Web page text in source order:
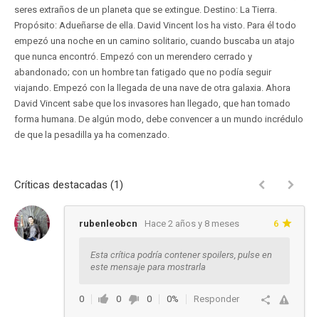
seres extraños de un planeta que se extingue. Destino: La Tierra.
Propósito: Adueñarse de ella. David Vincent los ha visto. Para él todo
empezó una noche en un camino solitario, cuando buscaba un atajo
que nunca encontró. Empezó con un merendero cerrado y
abandonado; con un hombre tan fatigado que no podía seguir
viajando. Empezó con la llegada de una nave de otra galaxia. Ahora
David Vincent sabe que los invasores han llegado, que han tomado
forma humana. De algún modo, debe convencer a un mundo incrédulo
de que la pesadilla ya ha comenzado.
Críticas destacadas (1)
rubenleobcn Hace 2 años y 8 meses 6
Esta crítica podría contener spoilers, pulse en
este mensaje para mostrarla
0 0 0 0% Responder